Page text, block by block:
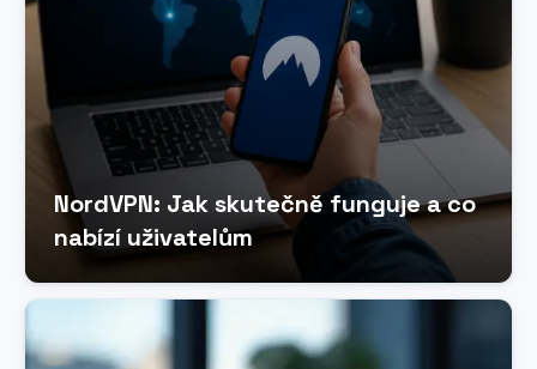
NordVPN: Jak skutečně funguje a co
nabízí uživatelům